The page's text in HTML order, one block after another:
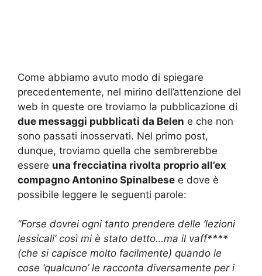
Come abbiamo avuto modo di spiegare
precedentemente, nel mirino dell’attenzione del
web in queste ore troviamo la pubblicazione di
due messaggi pubblicati da Belen e che non
sono passati inosservati. Nel primo post,
dunque, troviamo quella che sembrerebbe
essere una frecciatina rivolta proprio all’ex
compagno Antonino Spinalbese e dove è
possibile leggere le seguenti parole:
“Forse dovrei ogni tanto prendere delle ‘lezioni
lessicali’ così mi è stato detto…ma il vaff****
(che si capisce molto facilmente) quando le
cose ‘qualcuno’ le racconta diversamente per i